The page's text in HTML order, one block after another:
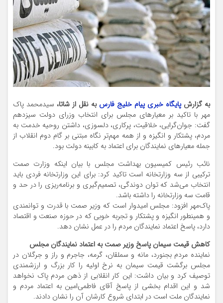
به گزارشپایگاه خبری پیام خلیج فارس به نقل از شاتا، سیدمحمد پاک
مهر با تاکید بر معیارهای مجلس برای انتخاب وزرای دولت سیزدهم
گفت: جوان‌گرایی، خلاقیت، پرکاری، دلسوزی، داشتن روحیه خدمت به
مردم، پشتکار و انگیزه و از همه مهم‌تر نگاه مبتنی بر گام دوم انقلاب از
جمله معیارهای نمایندگان برای اعتماد به کابینه دولت بود.
نائب رئیس کمیسیون بهداشت مجلس با بیان اینکه وزارت صمت
ترکیبی از سه وزارتخانه است تاکید کرد: برای این وزارتخانه فردی باید
انتخاب می‌شد که توان دوندگی، تصمیم‌گیری و برنامه‌ریزی را در حد و
قامت سه وزارتخانه را داشته باشد.
پاک‌مهر‌ افزود: مجلس امیدوار است که وزیر صمت با قدرت و توانمندی‌
و همینطور انگیزه و پشتکار و تجربه خوبی که در حوزه صنعت و اقتصاد
دارد، پاسخ اعتماد نمایندگان مردم را در عمل نشان دهد.
کاهش قیمت سیمان پاسخ وزیر صمت به اعتماد نمایندگان مجلس
نماینده مردم بجنورد، مانه و سملقان، گرمه، جاجرم و راز و جرگلان در
مجلس برگشت قیمت سیمان به نرخ اولیه را کار بزرگ و ارزشمندی
توصیف کرد و بیان داشت: این کار انقلابی از ذهن مردم پاک نخواهد
شد و این اقدام بخشی از پاسخ آقای فاطمی‌امین به اعتماد مردم و
نمایندگان ملت است در ابتدای شروع کارشان آن را نشان دادند.